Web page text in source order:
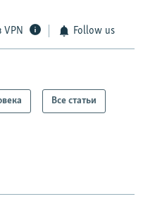
VPN Follow us
Все статьи